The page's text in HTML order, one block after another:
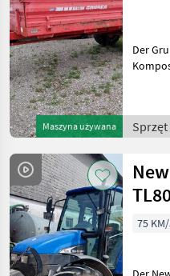
Maszyna używana
Der
Baujahr
das
75